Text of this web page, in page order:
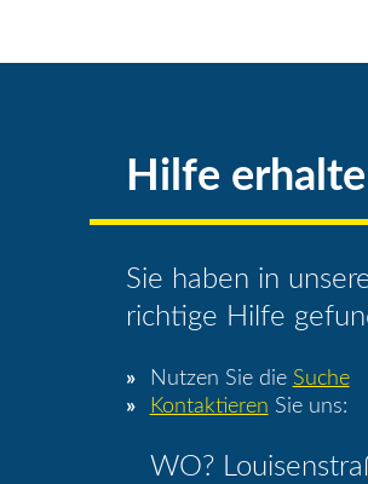
Hilfe
Sie haben in
richtige Hilfe
Nutzen Sie die Suche
Kontaktieren Sie uns:
WO?